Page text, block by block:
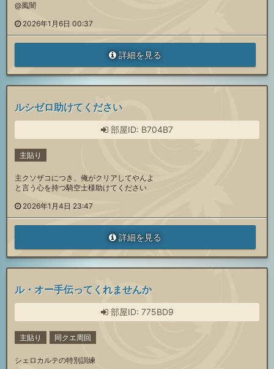
@風闇
2026年1月6日 00:37
詳細を見る
ルシゼロ助けてください
部屋ID: B704B7
主貼り
主クソザコにつき、俺がクリアしてやんよ
と言う心を持つ騎空士様助けてください
2026年1月4日 23:47
詳細を見る
ル・オー手伝ってくれませんか
部屋ID: 775BD9
主貼り 同クエ周回
シェロカルテの特別訓練